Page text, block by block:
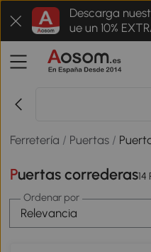
Descarga
ue un 10%
r pedido
Ferretería / Puertas /
Puertas correderas14
Ordenar por
Relevancia